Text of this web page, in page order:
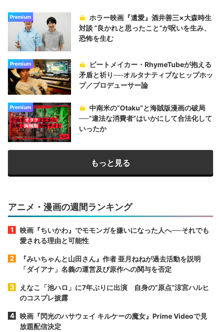
Premium
ホラー映画『遺愛』酒井善三×大森時生
対談 “良かれと思ったこと“が呪いを生み、
恐怖を生む
Premium
ビートメイカー・RhymeTubeが抱える
矛盾と祈り──オルタナティブなヒップホッ
プ／プロデューサー論
Premium
中南米の“Otaku”と海賊版漫画の破局
──“違法な消費者”はいかにして合法化して
いったか
もっと見る
アニメ・漫画の週間ランキング
映画『ちいかわ』でモモンガを嫌いになった人へ──それでも
愛される理由と可能性
『みいちゃんと山田さん』作者 亜月ねねが過去活動を説明
「ダイアナ」名義の運営及び原作への関与を否定
えなこ「池ハロ」に7年ぶりに出演 自身の“原点”涼宮ハルヒ
のコスプレ披露
映画『閃光のハサウェイ キルケーの魔女』Prime Videoで見
放題配信決定